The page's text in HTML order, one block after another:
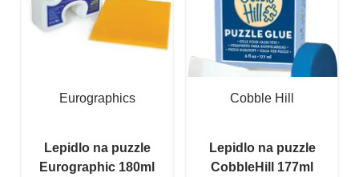
Eurographics
Lepidlo na puzzle
Eurographic 180ml
Cobble Hill
Lepidlo na puzzle
CobbleHill 177ml